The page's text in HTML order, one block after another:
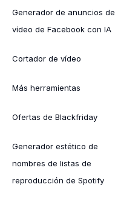
Generador de anuncios de
vídeo de Facebook con IA
Cortador de vídeo
Más herramientas
Ofertas de Blackfriday
Generador estético de
nombres de listas de
reproducción de Spotify